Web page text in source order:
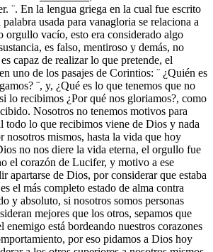
¨. En la lengua griega en la cual fue escrito
usada para vanagloria se relaciona a
orgullo vacío, esto era considerado algo
es falso, mentiroso y demás, no
capaz de realizar lo que pretende, el
uno de los pasajes de Corintios: ¨ ¿Quién es
¨, y, ¿Qué es lo que tenemos que no
lo recibimos ¿Por qué nos gloriamos?, como
Nosotros no tenemos motivos para
todo lo que recibimos viene de Dios y nada
nosotros mismos, hasta la vida que hoy
no nos diere la vida eterna, el orgullo fue
el corazón de Lucifer, y motivo a ese
apartarse de Dios, por considerar que estaba
el más completo estado de alma contra
y absoluto, si nosotros somos personas
mejores que los otros, sepamos que
enemigo está bordeando nuestros corazones
por eso pidamos a Dios hoy